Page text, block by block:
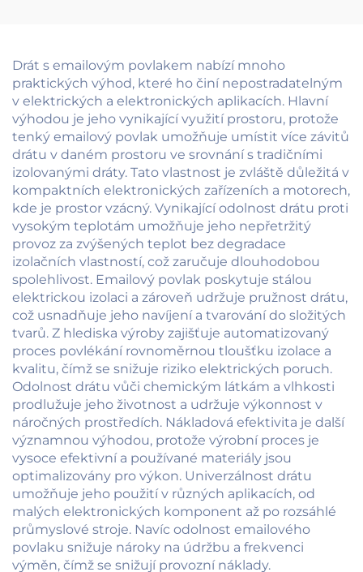
Drát s emailovým povlakem nabízí mnoho
praktických výhod, které ho činí nepostradatelným
v elektrických a elektronických aplikacích. Hlavní
výhodou je jeho vynikající využití prostoru, protože
tenký emailový povlak umožňuje umístit více závitů
drátu v daném prostoru ve srovnání s tradičními
izolovanými dráty. Tato vlastnost je zvláště důležitá v
kompaktních elektronických zařízeních a motorech,
kde je prostor vzácný. Vynikající odolnost drátu proti
vysokým teplotám umožňuje jeho nepřetržitý
provoz za zvýšených teplot bez degradace
izolačních vlastností, což zaručuje dlouhodobou
spolehlivost. Emailový povlak poskytuje stálou
elektrickou izolaci a zároveň udržuje pružnost drátu,
což usnadňuje jeho navíjení a tvarování do složitých
tvarů. Z hlediska výroby zajišťuje automatizovaný
proces povlékání rovnoměrnou tloušťku izolace a
kvalitu, čímž se snižuje riziko elektrických poruch.
Odolnost drátu vůči chemickým látkám a vlhkosti
prodlužuje jeho životnost a udržuje výkonnost v
náročných prostředích. Nákladová efektivita je další
významnou výhodou, protože výrobní proces je
vysoce efektivní a používané materiály jsou
optimalizovány pro výkon. Univerzálnost drátu
umožňuje jeho použití v různých aplikacích, od
malých elektronických komponent až po rozsáhlé
průmyslové stroje. Navíc odolnost emailového
povlaku snižuje nároky na údržbu a frekvenci
výměn, čímž se snižují provozní náklady.